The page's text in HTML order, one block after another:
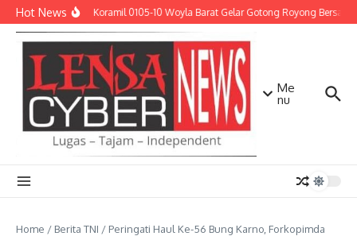
Lewati ke konten
Hot NewsBabinsa Koramil 0105-10 Woyla Barat Gelar Gotong Royong Bersama
Me
nu
Home / Berita TNI / Peringati Haul Ke-56 Bung Karno, Forkopimda